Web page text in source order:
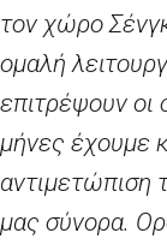
τον χώρο
ομαλή
επιτρέψουν οι
μήνες έχουμε
αντιμετώπιση
μας σύνορα.